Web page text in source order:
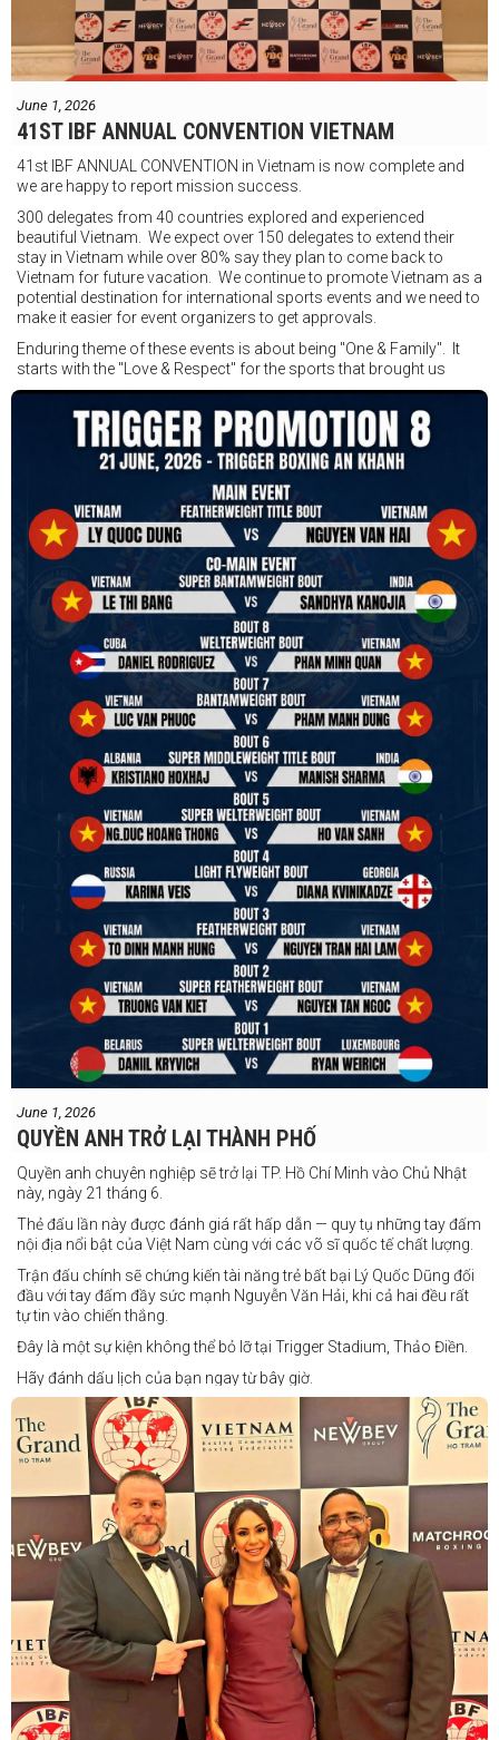
Được tổ chức bởi Jamie Myer Productions
Jesse Travers vs Fidelis Laia
Thông tin sự kiện:
Ngày: 18 tháng 7
Địa điểm: Mantra on View, Surfers Paradise, Queensland, Úc
June 1, 2026
41ST IBF ANNUAL CONVENTION VIETNAM
41st IBF ANNUAL CONVENTION in Vietnam is now complete and
we are happy to report mission success.
300 delegates from 40 countries explored and experienced
beautiful Vietnam. We expect over 150 delegates to extend their
stay in Vietnam while over 80% say they plan to come back to
Vietnam for future vacation. We continue to promote Vietnam as a
potential destination for international sports events and we need to
make it easier for event organizers to get approvals.
Enduring theme of these events is about being "One & Family". It
starts with the "Love & Respect" for the sports that brought us
together. To help each other get better, to share experiences, and
remembering that it is all about protecting the safety of the boxers
in and out of the ring. It is not about power over them but rather
power to serve, guide, advice, and respect the path they chose. We
strive to make it a little smoother and safer.
VBO is pleased to welcome
Vietnam Boxing Federation - VBF
to join the convention in the organizing committee. We are joining
hands to restart professional boxing in Vietnam. Stay stuned.
We will release more photos once IBF has had the chance to
review them and release it officially.
#ibfconvention
#grandhotram
#professionalboxing
#41stibfconvention
June 1, 2026
QUYỀN ANH TRỞ LẠI THÀNH PHỐ
Quyền anh chuyên nghiệp sẽ trở lại TP. Hồ Chí Minh vào Chủ Nhật
này, ngày 21 tháng 6.
Thẻ đấu lần này được đánh giá rất hấp dẫn — quy tụ những tay đấm
nội địa nổi bật của Việt Nam cùng với các võ sĩ quốc tế chất lượng.
Trận đấu chính sẽ chứng kiến tài năng trẻ bất bại Lý Quốc Dũng đối
đầu với tay đấm đầy sức mạnh Nguyễn Văn Hải, khi cả hai đều rất
tự tin vào chiến thắng.
Đây là một sự kiện không thể bỏ lỡ tại Trigger Stadium, Thảo Điền.
Hãy đánh dấu lịch của bạn ngay từ bây giờ.
Thông tin cập nhật sẽ sớm được công bố.